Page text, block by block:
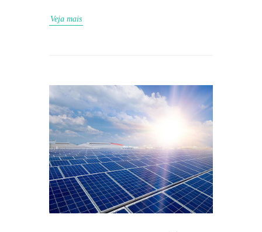
Veja mais